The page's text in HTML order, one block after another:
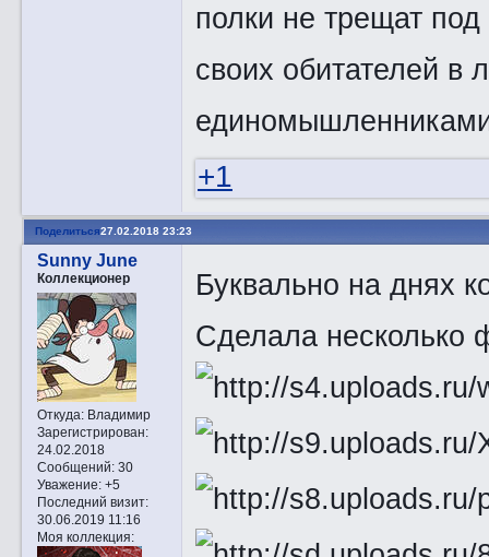
полки не трещат
своих обитателей в
+1
Поделиться27.02.2018 23:23
Sunny June
Коллекционер
Откуда:Владимир
Зарегистрирован:
24.02.2018
Сообщений:30
Уважение: +5
Последний визит:
30.06.2019 11:16
Моя коллекция:
Буквально на днях
Сделала несколько